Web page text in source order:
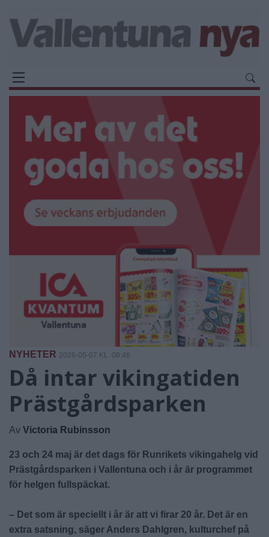
NYHETER 2026-05-07 KL. 08:46
Då intar vikingatiden
Prästgårdsparken
Av Victoria Rubinsson
23 och 24 maj är det dags för Runrikets vikingahelg vid
Prästgårdsparken i Vallentuna och i år är programmet
för helgen fullspäckat.
– Det som är speciellt i år är att vi firar 20 år. Det är en
extra satsning, säger Anders Dahlgren, kulturchef på